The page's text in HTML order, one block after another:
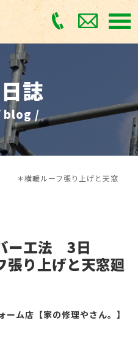
誌
blog /
横暖ルーフ張り上げと天窓
ー工法 3日
り上げと天窓廻
ーム店【家の修理やさん。】